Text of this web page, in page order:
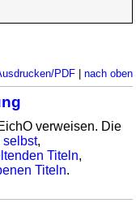
PDF| nach oben
verweisen. Die
selbst,
Titeln,
Titeln.